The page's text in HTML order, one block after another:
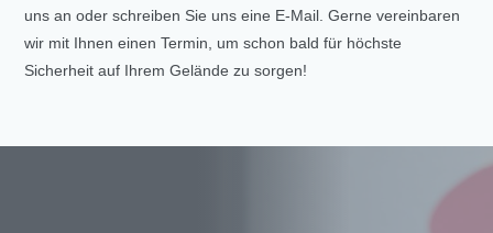
uns an oder schreiben Sie uns eine E-Mail. Gerne vereinbaren
wir mit Ihnen einen Termin, um schon bald für höchste
Sicherheit auf Ihrem Gelände zu sorgen!